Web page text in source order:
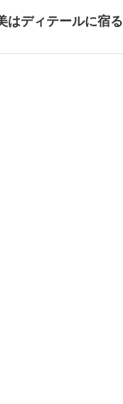
はディテールに宿る